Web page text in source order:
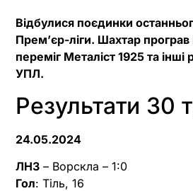
Відбулися поєдинки
Прем’єр-ліги. Шахтар
переміг Металіст 1925 та інші
УПЛ.
Результати 30
24.05.2024
ЛНЗ – Ворскла – 1:0
Гол: Тіль, 16